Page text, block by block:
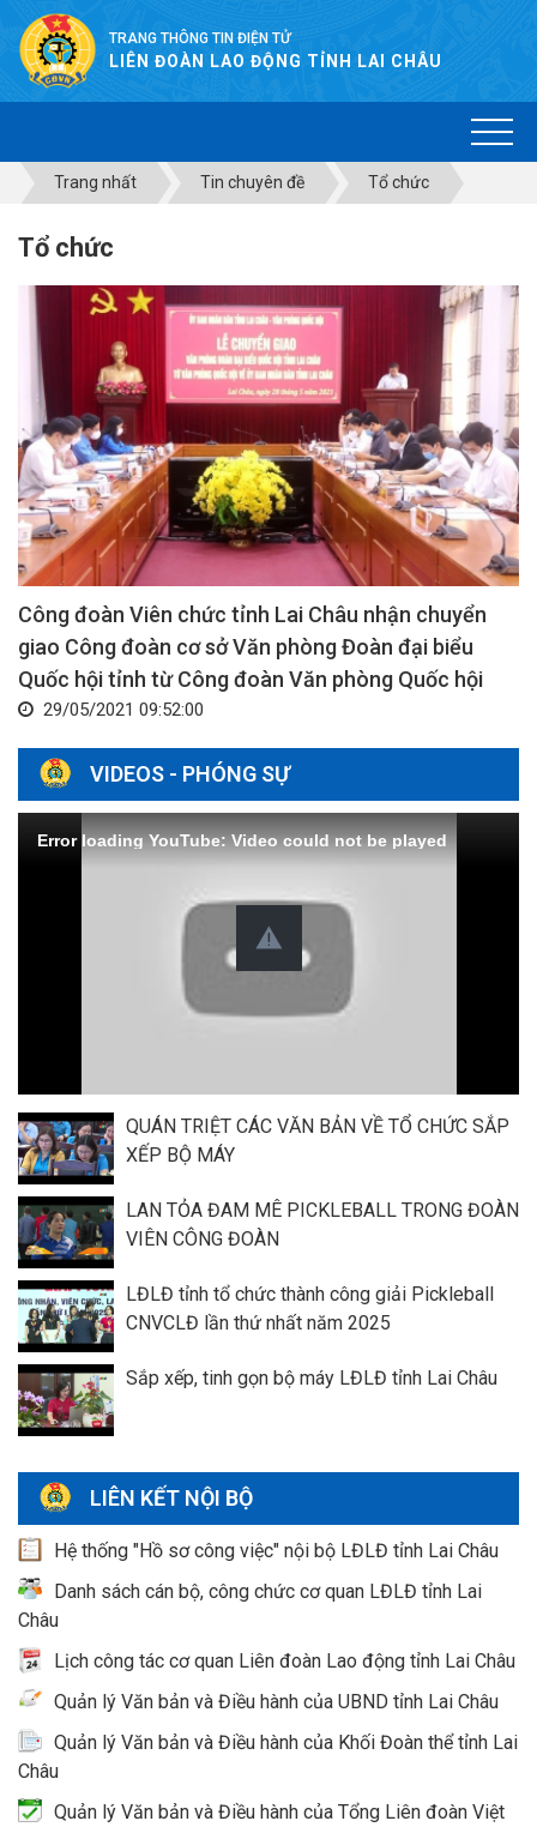
TRANG THÔNG TIN ĐIỆN TỬ
LIÊN ĐOÀN LAO ĐỘNG TỈNH LAI CHÂU
Trang nhất Tin chuyên đề Tổ chức
Tổ chức
Công đoàn Viên chức tỉnh Lai Châu nhận chuyển
giao Công đoàn cơ sở Văn phòng Đoàn đại biểu
Quốc hội tỉnh từ Công đoàn Văn phòng Quốc hội
29/05/2021 09:52:00
VIDEOS - PHÓNG SỰ
Error loading YouTube: Video could not be played
QUÁN TRIỆT CÁC VĂN BẢN VỀ TỔ CHỨC SẮP
XẾP BỘ MÁY
LAN TỎA ĐAM MÊ PICKLEBALL TRONG ĐOÀN
VIÊN CÔNG ĐOÀN
LĐLĐ tỉnh tổ chức thành công giải Pickleball
CNVCLĐ lần thứ nhất năm 2025
Sắp xếp, tinh gọn bộ máy LĐLĐ tỉnh Lai Châu
LIÊN KẾT NỘI BỘ
Hệ thống "Hồ sơ công việc" nội bộ LĐLĐ tỉnh Lai Châu
Danh sách cán bộ, công chức cơ quan LĐLĐ tỉnh Lai
Châu
Lịch công tác cơ quan Liên đoàn Lao động tỉnh Lai Châu
Quản lý Văn bản và Điều hành của UBND tỉnh Lai Châu
Quản lý Văn bản và Điều hành của Khối Đoàn thể tỉnh Lai
Châu
Quản lý Văn bản và Điều hành của Tổng Liên đoàn Việt